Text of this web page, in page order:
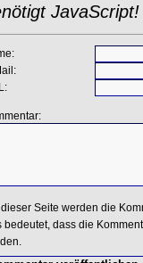
JavaScript!
Seite werden die
bedeutet, dass die